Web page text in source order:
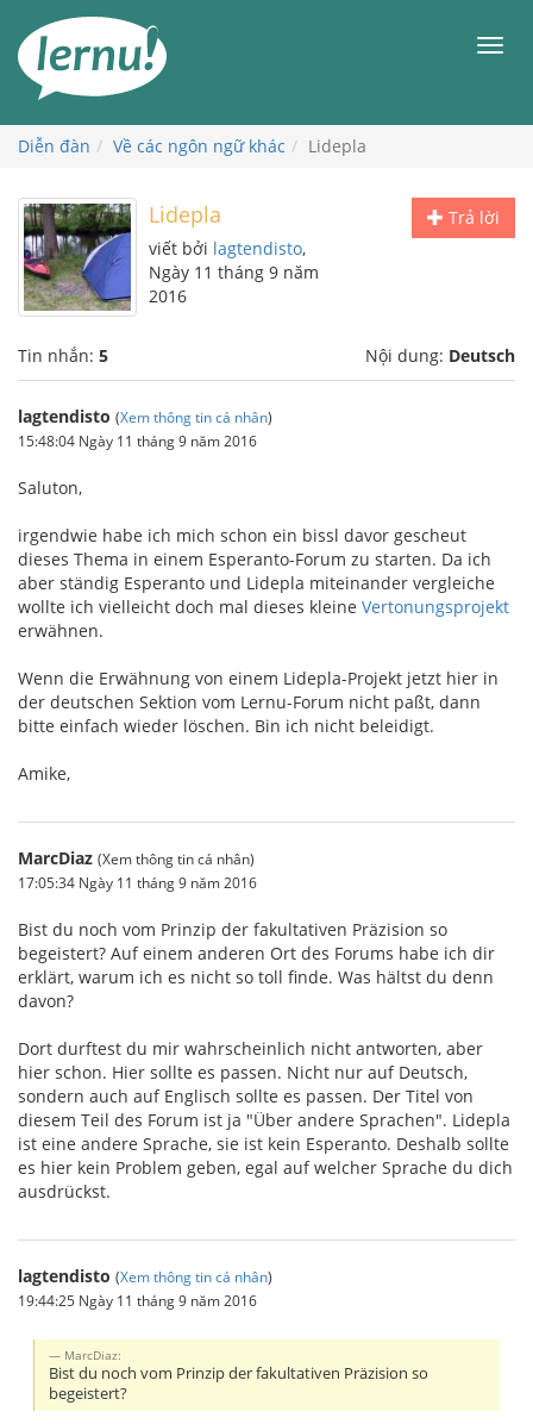
đến
phần
dung
Diễn đàn Về các ngôn ngữ khác Lidepla
Trả lời
Lidepla
viết bởi lagtendisto,
Ngày 11 tháng 9 năm
2016
Tin nhắn: 5 Nội dung: Deutsch
lagtendisto (Xem thông tin cá nhân)
15:48:04 Ngày 11 tháng 9 năm 2016
Saluton,
irgendwie habe ich mich schon ein bissl davor gescheut
dieses Thema in einem Esperanto-Forum zu starten. Da ich
aber ständig Esperanto und Lidepla miteinander vergleiche
wollte ich vielleicht doch mal dieses kleine Vertonungsprojekt
erwähnen.
Wenn die Erwähnung von einem Lidepla-Projekt jetzt hier in
der deutschen Sektion vom Lernu-Forum nicht paßt, dann
bitte einfach wieder löschen. Bin ich nicht beleidigt.
Amike,
MarcDiaz (Xem thông tin cá nhân)
17:05:34 Ngày 11 tháng 9 năm 2016
Bist du noch vom Prinzip der fakultativen Präzision so
begeistert? Auf einem anderen Ort des Forums habe ich dir
erklärt, warum ich es nicht so toll finde. Was hältst du denn
davon?
Dort durftest du mir wahrscheinlich nicht antworten, aber
hier schon. Hier sollte es passen. Nicht nur auf Deutsch,
sondern auch auf Englisch sollte es passen. Der Titel von
diesem Teil des Forum ist ja "Über andere Sprachen". Lidepla
ist eine andere Sprache, sie ist kein Esperanto. Deshalb sollte
es hier kein Problem geben, egal auf welcher Sprache du dich
ausdrückst.
lagtendisto (Xem thông tin cá nhân)
19:44:25 Ngày 11 tháng 9 năm 2016
MarcDiaz:
Bist du noch vom Prinzip der fakultativen Präzision so
begeistert?